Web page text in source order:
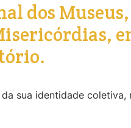
dos
sua identidade